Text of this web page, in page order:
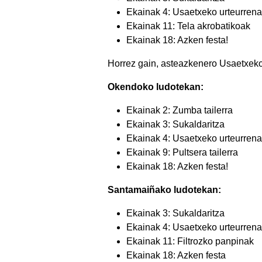
Ekainak 4: Usaetxeko urteurrena
Ekainak 11: Tela akrobatikoak
Ekainak 18: Azken festa!
Horrez gain, asteazkenero
Okendoko ludotekan:
Ekainak 2: Zumba tailerra
Ekainak 3: Sukaldaritza
Ekainak 4: Usaetxeko urteurrena
Ekainak 9: Pultsera tailerra
Ekainak 18: Azken festa!
Santamaiñako ludotekan:
Ekainak 3: Sukaldaritza
Ekainak 4: Usaetxeko urteurrena
Ekainak 11: Filtrozko panpinak
Ekainak 18: Azken festa